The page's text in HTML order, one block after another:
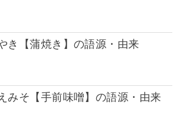
き【蒲焼き】の語源・由来
みそ【手前味噌】の語源・由来